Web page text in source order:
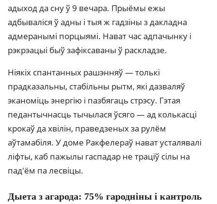
адыход да сну ў 9 вечара. Прыёмы ежы
адбываліся ў адны і тыя ж гадзіны з дакладна
адмеранымі порцыямі. Нават час адпачынку і
рэкрэацыі быў зафіксаваны ў раскладзе.
Ніякіх спантанных рашэнняў — толькі
прадказальны, стабільны рытм, які дазваляў
эканоміць энергію і пазбягаць стрэсу. Гэтая
педантычнасць тычылася ўсяго — ад колькасці
крокаў да хвілін, праведзеных за рулём
аўтамабіля. У доме Ракфелераў нават усталявалі
ліфты, каб пажылы гаспадар не траціў сілы на
пад'ём па лесвіцы.
Дыета з агарода: 75% гародніны і кантроль